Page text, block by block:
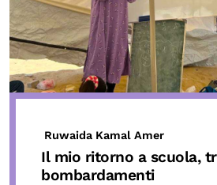
Ruwaida Kamal Amer
Il mio ritorno a scuola,
bombardamenti